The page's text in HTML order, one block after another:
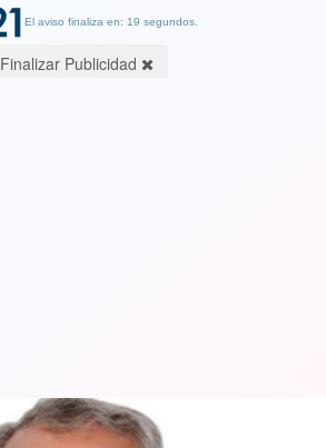
El aviso finaliza en: 19 segundos.
Finalizar Publicidad